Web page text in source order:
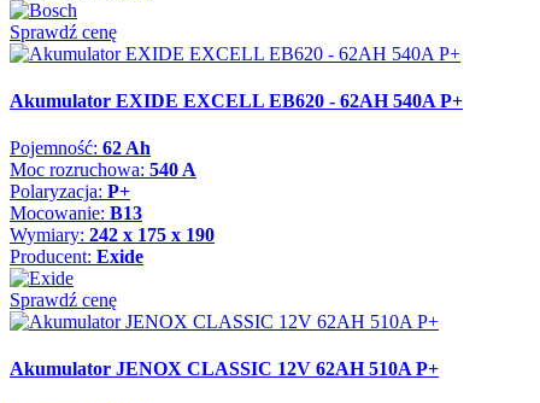
Sprawdź cenę
Akumulator EXIDE EXCELL EB620 - 62AH 540A P+
Pojemność: 62 Ah
Moc rozruchowa: 540 A
Polaryzacja: P+
Mocowanie: B13
Wymiary: 242 x 175 x 190
Producent: Exide
Sprawdź cenę
Akumulator JENOX CLASSIC 12V 62AH 510A P+